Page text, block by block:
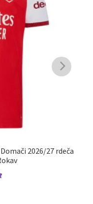
2026/27 rdeča